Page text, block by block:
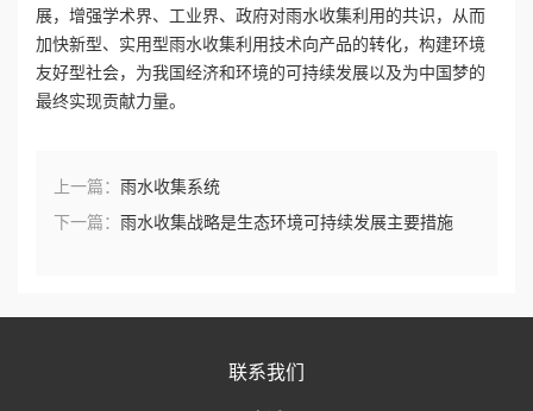
展，增强学术界、工业界、政府对雨水收集利用的共识，从而
加快新型、实用型雨水收集利用技术向产品的转化，构建环境
友好型社会，为我国经济和环境的可持续发展以及为中国梦的
最终实现贡献力量。
上一篇： 雨水收集系统
下一篇： 雨水收集战略是生态环境可持续发展主要措施
联系我们